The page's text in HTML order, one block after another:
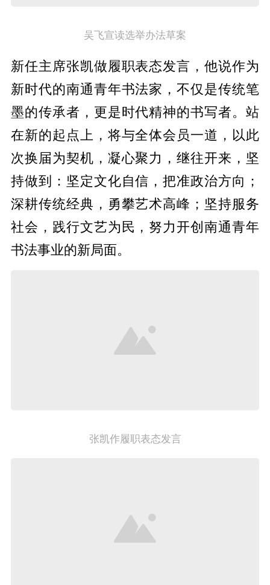
吴飞宣读选举办法草案
新任主席张凯做履职表态发言，他说作为
新时代的南通青年书法家，不仅是传统笔
墨的传承者，更是时代精神的书写者。站
在新的起点上，将与全体会员一道，以此
次换届为契机，凝心聚力，继往开来，坚
持做到：坚定文化自信，把准政治方向；
深耕传统经典，勇攀艺术高峰；坚持服务
社会，践行文艺为民，努力开创南通青年
书法事业的新局面。
张凯作履职表态发言